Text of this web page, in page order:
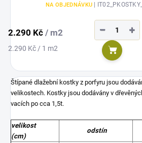
NA OBJEDNÁVKU |
2.290 Kč / m2
Měrná
2.290 Kč / 1 m2
+
−
Do
Štípané dlažební kostky z porfyru jsou
velikostech. Kostky jsou dodávány v
vacích po cca 1,5t.
velikost
(cm)
odstín